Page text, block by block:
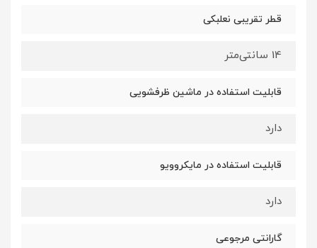
قطر تقریبی نعلبکی
14 سانتی‌متر
قابلیت استفاده در ماشین ظرفشویی
دارد
قابلیت استفاده در مایکروویو
دارد
گارانتی مرجوعی